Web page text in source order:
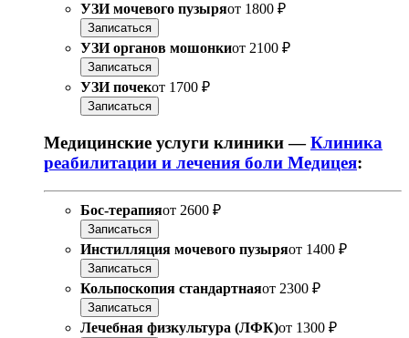
УЗИ мочевого пузыряот 1800 ₽
Записаться
УЗИ органов мошонкиот 2100 ₽
Записаться
УЗИ почекот 1700 ₽
Записаться
Медицинские услуги клиники —Клиника
реабилитации и лечения боли Медицея:
Бос-терапияот 2600 ₽
Записаться
Инстилляция мочевого пузыряот 1400 ₽
Записаться
Кольпоскопия стандартнаяот 2300 ₽
Записаться
Лечебная физкультура (ЛФК)от 1300 ₽